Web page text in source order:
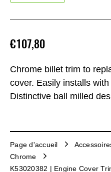
Chrome billet trim to
cover. Easily installs
Distinctive ball milled
€107,80
Page d'accueil
Chrome
K53020382 | Engine Cover